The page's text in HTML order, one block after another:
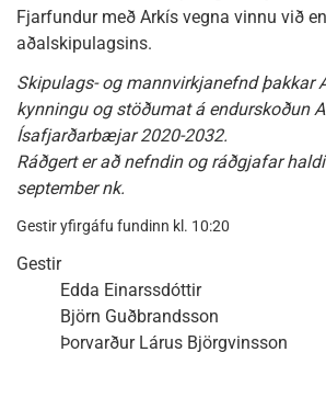
Fjarfundur með Arkís vegna vinnu við
aðalskipulagsins.
Skipulags- og mannvirkjanefnd þakkar
kynningu og stöðumat á endurskoðun
Ísafjarðarbæjar 2020-2032.
Ráðgert er að nefndin og ráðgjafar
september nk.
Gestir yfirgáfu fundinn kl. 10:20
Gestir
Edda Einarssdóttir
Björn Guðbrandsson
Þorvarður Lárus Björgvinsson